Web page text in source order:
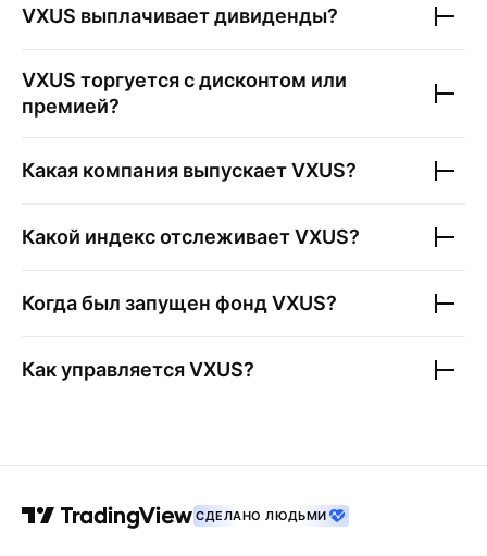
VXUS выплачивает дивиденды?
VXUS торгуется с дисконтом или
премией?
Какая компания выпускаетVXUS?
Какой индекс отслеживаетVXUS?
Когда был запущен фондVXUS?
Как управляетсяVXUS?
СДЕЛАНО ЛЮДЬМИ